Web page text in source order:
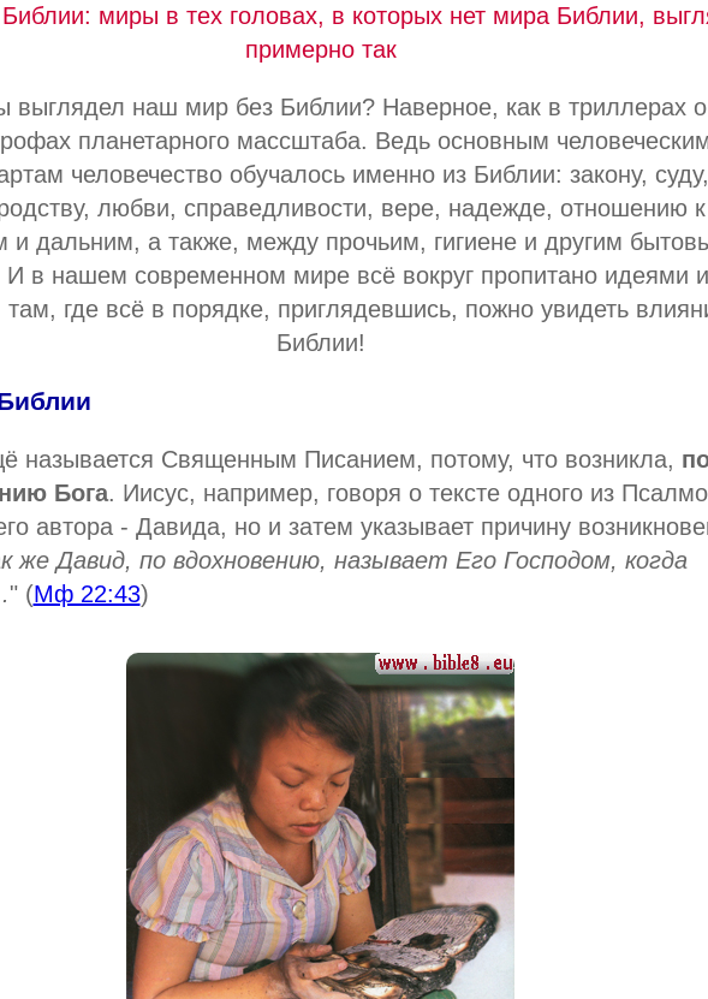
миры в тех головах, в которых нет мира Библии,
примерно так
выглядел наш мир без Библии? Наверное, как в триллерах о
планетарного массштаба. Ведь основным
человечество обучалось именно из Библии: закону, суду,
любви, справедливости, вере, надежде, отношению к
и дальним, а также, между прочьим, гигиене и другим
в нашем современном мире всё вокруг пропитано идеями
где всё в порядке, приглядевшись, пожно увидеть
Библии!
называется Священным Писанием, потому, что возникла,
Бога. Иисус, например, говоря о тексте одного из
автора - Давида, но и затем указывает причину
же Давид, по вдохновению, называет Его Господом, когда
" (Мф 22:43)